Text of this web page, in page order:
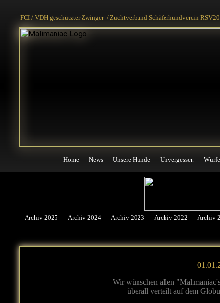
Archiv 2025 Archiv 2024 Archiv 2023 Archiv 2022 Archiv
Wir wünschen allen
überall verteilt auf dem
Home News Unsere Hunde Unvergessen Würfe
FCI / VDH geschützter Zwinger / Zuchtverband Schäferhundverein
Home News Unsere Hunde Unvergessen Würfe